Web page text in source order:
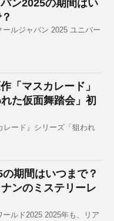
ン2025の期間はい
ルジャパン 2025 ユニバー
「マスカレード」
た仮面舞踏会」初
レード』シリーズ「狙われ
期間はいつまで？
ンのミステリーレ
ルド2025 2025年も、リア